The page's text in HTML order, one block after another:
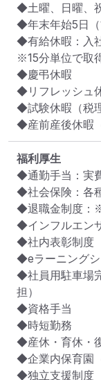
◆土曜、日曜、
◆年末年始5日（
◆有給休暇：入
※15分単位で取
◆慶弔休暇
◆リフレッシュ
◆試験休暇（税
◆産前産後休暇
福利厚生
◆通勤手当：実
◆社会保険：各
◆退職金制度：
◆インフルエン
◆社内表彰制度
◆eラーニング
◆社員用駐車場
担）
◆資格手当
◆時短勤務
◆産休・育休・
◆企業内保育園
◆独立支援制度